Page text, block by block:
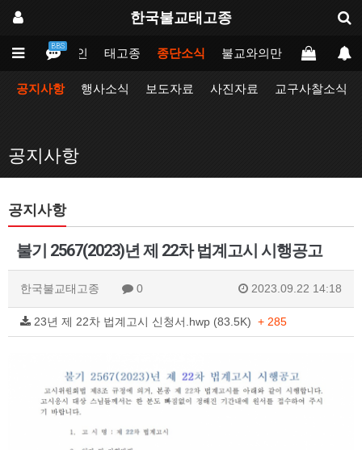
한국불교태고종
BBS
메인 태고종 종단소식 불교와의만남 업무포털
공지사항 행사소식 보도자료 사진자료 교구사찰소식
공지사항
공지사항
불기 2567(2023)년 제 22차 법계고시 시행공고
한국불교태고종 0 2023.09.22 14:18
23년 제 22차 법계고시 신청서.hwp (83.5K) + 285